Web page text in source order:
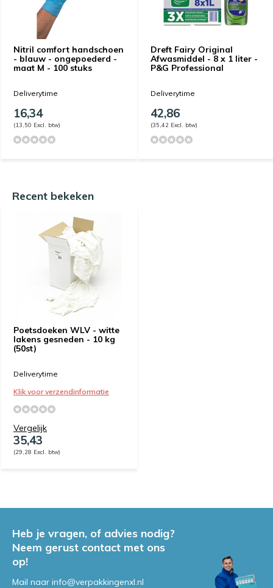
Nitril comfort handschoen
- blauw - ongepoederd -
maat M - 100 stuks
Deliverytime
16,34
(13,50 Excl. btw)
Dreft Fairy Original
Afwasmiddel - 8 x 1 liter -
P&G Professional
Deliverytime
42,86
(35,42 Excl. btw)
Recent bekeken
Poetsdoeken WLV - witte
lakens gesneden - 10 kg
(50st)
Deliverytime
Klik voor verzendinformatie
Vergelijk
35,43
(29,28 Excl. btw)
Heb je vragen, of advies nodig?
Neem gerust contact met ons
op!
Mail naar info@verpakkingenxl.nl